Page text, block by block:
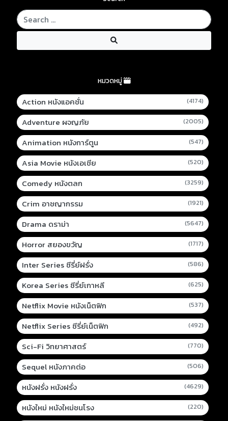
หมวดหมู่
Action หนังแอคชั่น (4174)
Adventure ผจญภัย (2005)
Animation หนังการ์ตูน (547)
Asia Movie หนังเอเชีย (520)
Comedy หนังตลก (3259)
Crim อาชญากรรม (1921)
Drama ดราม่า (5647)
Horror สยองขวัญ (1717)
Inter Series ซีรี่ย์ฝรั่ง (586)
Korea Series ซีรี่ย์เกาหลี (625)
Netflix Movie หนังเน็ตฟิก (537)
Netflix Series ซีรี่ย์เน็ตฟิก (492)
Sci-Fi วิทยาศาสตร์ (770)
Sequel หนังภาคต่อ (506)
หนังฝรั่ง หนังฝรั่ง (4629)
หนังใหม่ หนังใหม่ชนโรง (220)